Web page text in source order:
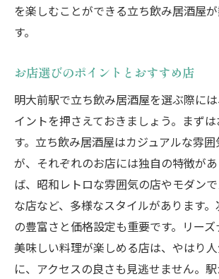
夜遅くまで楽しめる立ち飲み
明大前駅周辺のおすすめスポッ
地元民と交流する最高の夜
立ち飲み居酒屋巡り明大前駅で
店を紹介
地元民が通う人気の立ち飲み
お店ごとの特徴と魅力を比較
おすすめの巡り方と楽しみ方
地元民に愛される理由を探る
各店の名物料理とドリンク紹
を楽しむことができる立ち飲み居酒屋
す。
お店選びのポイントとおすすめ店
明大前駅で立ち飲み居酒屋を選ぶ際に
イントを押さえておきましょう。まず
す。立ち飲み居酒屋はカジュアルな雰
が、それぞれのお店には独自の特徴が
ば、昭和レトロな雰囲気の店やモダン
な店など、多様なスタイルがあります
の豊富さと価格設定も重要です。リー
美味しい料理が楽しめる店は、やはり
に、アクセスの良さも見逃せません。